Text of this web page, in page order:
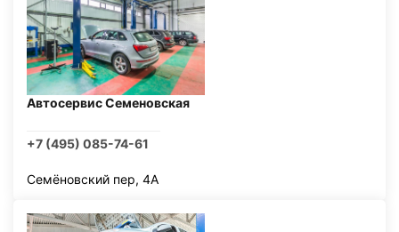
Автосервис Семеновская
+7 (495) 085-74-61
Семёновский пер, 4А